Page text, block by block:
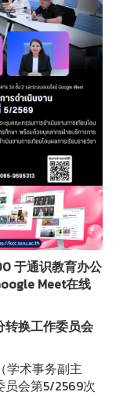
于通识教育办公
Meet在线
转换工作委员会
学术事务副主
员会第5/2569次